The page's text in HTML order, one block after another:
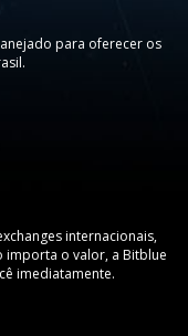
para oferecer os
internacionais,
o valor, a Bitblue
imediatamente.